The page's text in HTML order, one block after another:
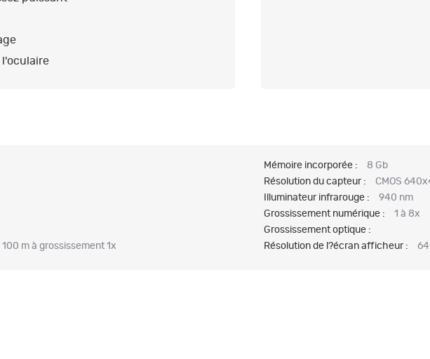
l'oculaire
100 m à grossissement 1x
Mémoire incorporée :
8 Gb
Résolution du capteur :
CMOS
Illuminateur infrarouge :
940 nm
Grossissement numérique :
1 à 8x
Grossissement optique :
Résolution de l?écran afficheur :